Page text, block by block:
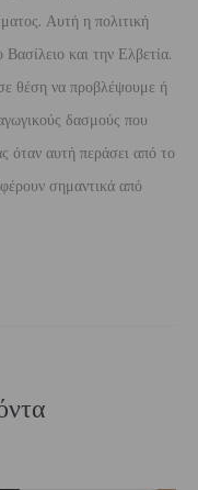
Αυτή η πολιτική
και την Ελβετία.
θέση να προβλέψουμε ή
δασμούς που
όταν αυτή περάσει από το
σημαντικά από